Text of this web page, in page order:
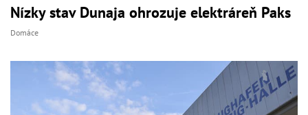
Nízky stav Dunaja ohrozuje elektráreň Paks
Domáce